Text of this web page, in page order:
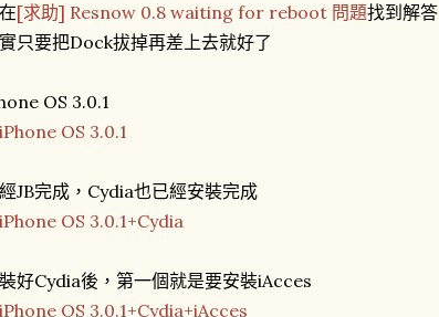
[求助] Resnow 0.8 waiting for reboot 問題找到解答
只要把Dock拔掉再差上去就好了
OS 3.0.1
JB完成，Cydia也已經安裝完成
好Cydia後，第一個就是要安裝iAcces